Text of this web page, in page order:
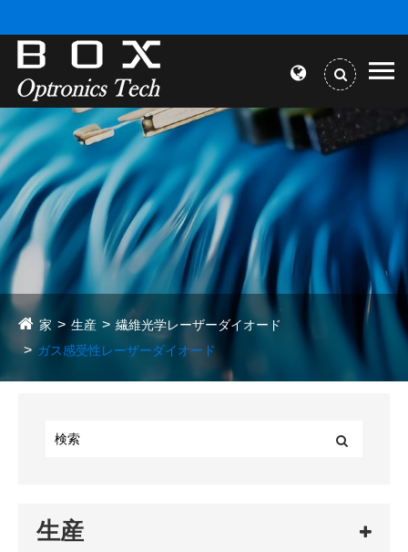
家 生産
繊維光学レーザーダイオード
ガス感受性レーザーダイオード
生産